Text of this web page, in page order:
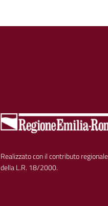
Realizzato con il contributo
della L.R. 18/2000.